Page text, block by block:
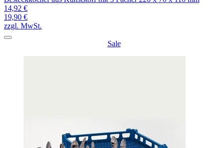
14,92 €
19,90 €
zzgl. MwSt.
Sale